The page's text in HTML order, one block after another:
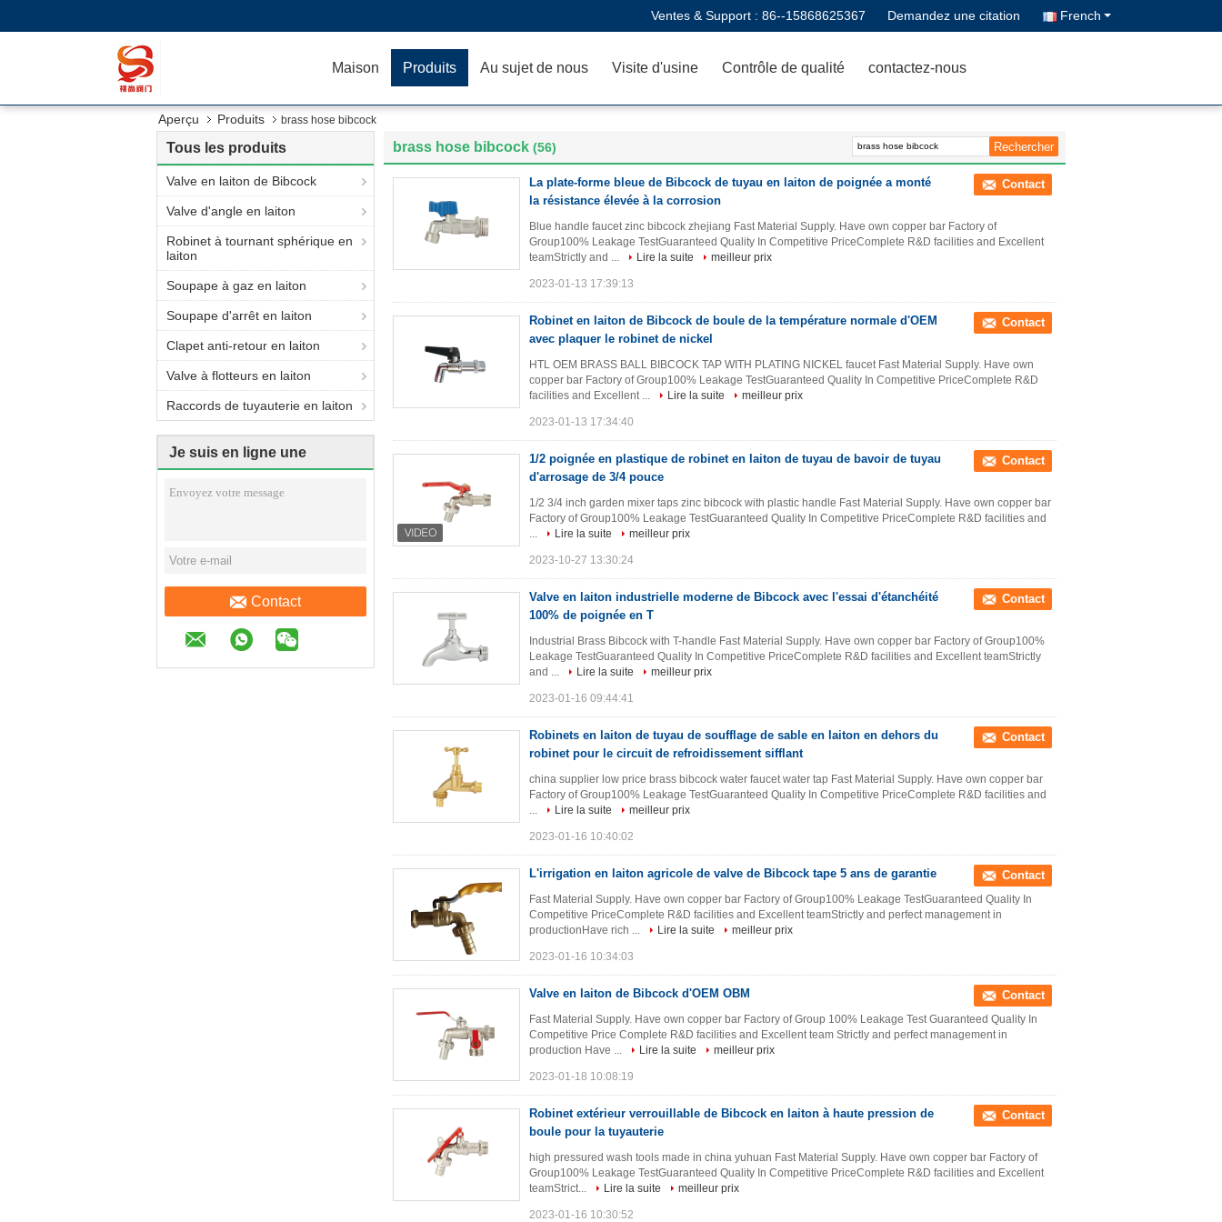
Ventes & Support : 86--15868625367 Demandez une citation French
Maison Produits Au sujet de nous Visite d'usine Contrôle de qualité contactez-nous
Aperçu Produits brass hose bibcock
Tous les produits
Valve en laiton de Bibcock
Valve d'angle en laiton
Robinet à tournant sphérique en
laiton
Soupape à gaz en laiton
Soupape d'arrêt en laiton
Clapet anti-retour en laiton
Valve à flotteurs en laiton
Raccords de tuyauterie en laiton
Je suis en ligne une
Contact
brass hose bibcock (56)
La plate-forme bleue de Bibcock de tuyau en laiton de poignée a monté
la résistance élevée à la corrosion
Contact
Blue handle faucet zinc bibcock zhejiang Fast Material Supply. Have own copper bar Factory of
Group100% Leakage TestGuaranteed Quality In Competitive PriceComplete R&D facilities and Excellent
teamStrictly and ...
Lire la suite meilleur prix
2023-01-13 17:39:13
Robinet en laiton de Bibcock de boule de la température normale d'OEM
avec plaquer le robinet de nickel
Contact
HTL OEM BRASS BALL BIBCOCK TAP WITH PLATING NICKEL faucet Fast Material Supply. Have own
copper bar Factory of Group100% Leakage TestGuaranteed Quality In Competitive PriceComplete R&D
facilities and Excellent ...
Lire la suite meilleur prix
2023-01-13 17:34:40
1/2 poignée en plastique de robinet en laiton de tuyau de bavoir de tuyau
d'arrosage de 3/4 pouce
Contact
1/2 3/4 inch garden mixer taps zinc bibcock with plastic handle Fast Material Supply. Have own copper bar
Factory of Group100% Leakage TestGuaranteed Quality In Competitive PriceComplete R&D facilities and
...
Lire la suite meilleur prix
2023-10-27 13:30:24
Valve en laiton industrielle moderne de Bibcock avec l'essai d'étanchéité
100% de poignée en T
Contact
Industrial Brass Bibcock with T-handle Fast Material Supply. Have own copper bar Factory of Group100%
Leakage TestGuaranteed Quality In Competitive PriceComplete R&D facilities and Excellent teamStrictly
and ...
Lire la suite meilleur prix
2023-01-16 09:44:41
Robinets en laiton de tuyau de soufflage de sable en laiton en dehors du
robinet pour le circuit de refroidissement sifflant
Contact
china supplier low price brass bibcock water faucet water tap​ Fast Material Supply. Have own copper bar
Factory of Group100% Leakage TestGuaranteed Quality In Competitive PriceComplete R&D facilities and
...
Lire la suite meilleur prix
2023-01-16 10:40:02
L'irrigation en laiton agricole de valve de Bibcock tape 5 ans de garantie Contact
Fast Material Supply. Have own copper bar Factory of Group100% Leakage TestGuaranteed Quality In
Competitive PriceComplete R&D facilities and Excellent teamStrictly and perfect management in
productionHave rich ...
Lire la suite meilleur prix
2023-01-16 10:34:03
Valve en laiton de Bibcock d'OEM OBM Contact
Fast Material Supply. Have own copper bar Factory of Group 100% Leakage Test Guaranteed Quality In
Competitive Price Complete R&D facilities and Excellent team Strictly and perfect management in
production Have ...
Lire la suite meilleur prix
2023-01-18 10:08:19
Robinet extérieur verrouillable de Bibcock en laiton à haute pression de
boule pour la tuyauterie
Contact
high pressured wash tools made in china yuhuan​ Fast Material Supply. Have own copper bar Factory of
Group100% Leakage TestGuaranteed Quality In Competitive PriceComplete R&D facilities and Excellent
teamStrict...
Lire la suite meilleur prix
2023-01-16 10:30:52